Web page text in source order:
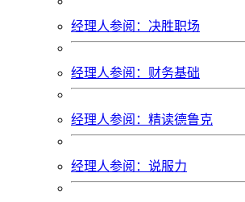
经理人参阅：决胜职场
经理人参阅：财务基础
经理人参阅：精读德鲁克
经理人参阅：说服力